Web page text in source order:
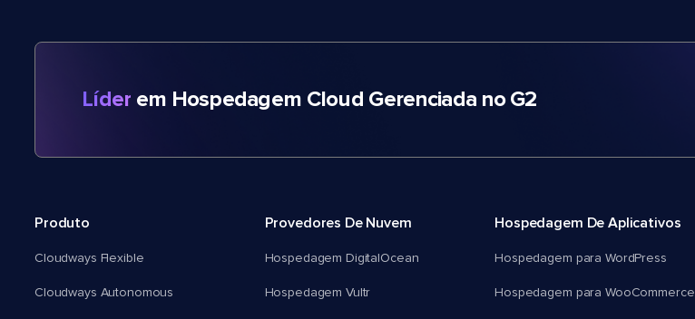
Líder em Hospedagem Cloud Gerenciada no G2
Produto
Cloudways Flexible
Cloudways Autonomous
Provedores De Nuvem
Hospedagem DigitalOcean
Hospedagem Vultr
Hospedagem De Aplicativos
Hospedagem para WordPress
Hospedagem para WooCommerce